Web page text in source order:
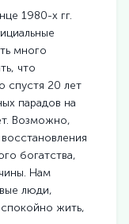
1980-х гг.
много
что
спустя 20 лет
парадов на
Возможно,
богатства,
Нам
люди,
жить,